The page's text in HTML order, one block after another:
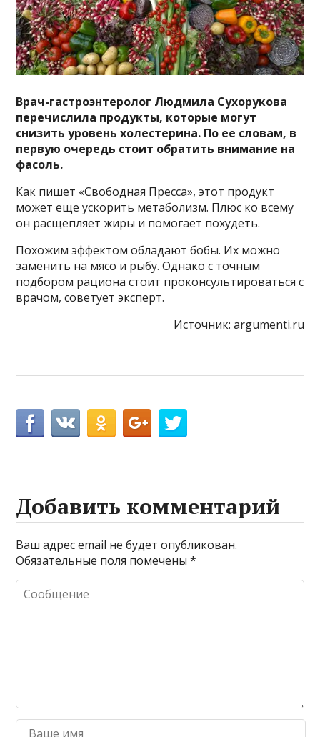
Врач-гастроэнтеролог Людмила Сухорукова
перечислила продукты, которые могут
снизить уровень холестерина. По ее словам, в
первую очередь стоит обратить внимание на
фасоль.
Как пишет «Свободная Пресса», этот продукт
может еще ускорить метаболизм. Плюс ко всему
он расщепляет жиры и помогает похудеть.
Похожим эффектом обладают бобы. Их можно
заменить на мясо и рыбу. Однако с точным
подбором рациона стоит проконсультироваться с
врачом, советует эксперт.
Источник: argumenti.ru
Добавить комментарий
Ваш адрес email не будет опубликован.
Обязательные поля помечены*